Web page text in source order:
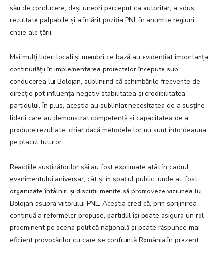
său de conducere, deși uneori perceput ca autoritar, a adus
rezultate palpabile și a întărit poziția PNL în anumite regiuni
cheie ale țării.
Mai mulți lideri locali și membri de bază au evidențiat importanța
continuității în implementarea proiectelor începute sub
conducerea lui Bolojan, subliniind că schimbările frecvente de
direcție pot influența negativ stabilitatea și credibilitatea
partidului. În plus, aceștia au subliniat necesitatea de a susține
liderii care au demonstrat competență și capacitatea de a
produce rezultate, chiar dacă metodele lor nu sunt întotdeauna
pe placul tuturor.
Reacțiile susținătorilor săi au fost exprimate atât în cadrul
evenimentului aniversar, cât și în spațiul public, unde au fost
organizate întâlniri și discuții menite să promoveze viziunea lui
Bolojan asupra viitorului PNL. Aceștia cred că, prin sprijinirea
continuă a reformelor propuse, partidul își poate asigura un rol
proeminent pe scena politică națională și poate răspunde mai
eficient provocărilor cu care se confruntă România în prezent.